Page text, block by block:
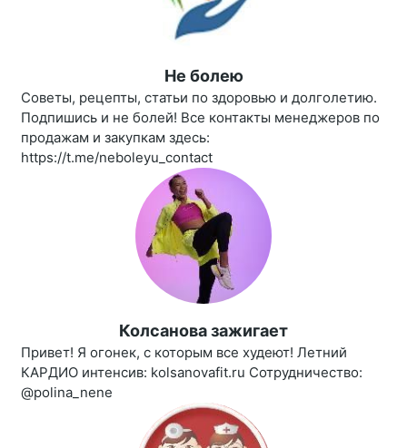
Не болею
Советы, рецепты, статьи по здоровью и долголетию.
Подпишись и не болей! Все контакты менеджеров по
продажам и закупкам здесь:
https://t.me/neboleyu_contact
Колсанова зажигает
Привет! Я огонек, с которым все худеют! Летний
КАРДИО интенсив: kolsanovafit.ru Сотрудничество:
@polina_nene